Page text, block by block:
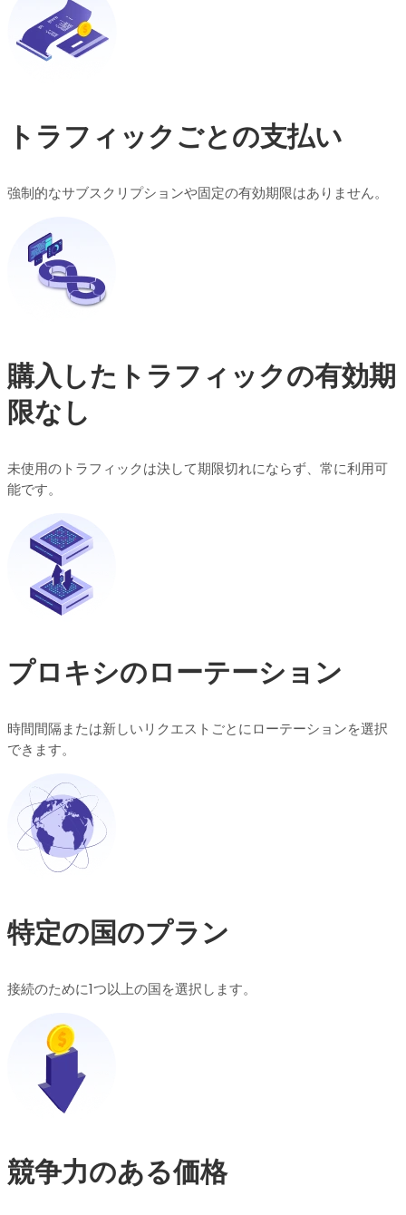
トラフィックごとの支払い
強制的なサブスクリプションや固定の有効期限はありません。
購入したトラフィックの有効期
限なし
未使用のトラフィックは決して期限切れにならず、常に利用可
能です。
プロキシのローテーション
時間間隔または新しいリクエストごとにローテーションを選択
できます。
特定の国のプラン
接続のために1つ以上の国を選択します。
競争力のある価格